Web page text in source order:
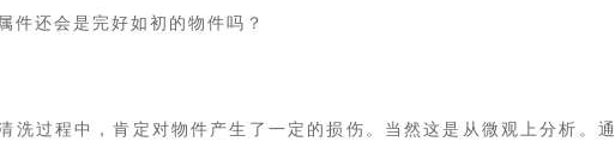
件还会是完好如初的物件吗？
洗过程中，肯定对物件产生了一定的损伤。当然这是从微观上分析。通